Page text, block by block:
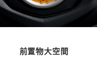
前置物大空間